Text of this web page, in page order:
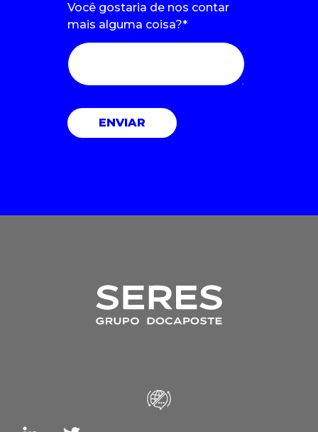
Você gostaria de nos contar
mais alguma coisa?*